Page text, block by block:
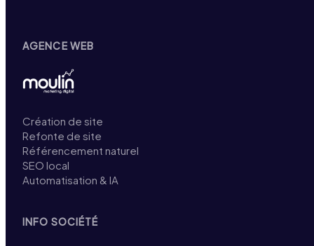
AGENCE WEB
Création de site
Refonte de site
Référencement naturel
SEO local
Automatisation & IA
INFO SOCIÉTÉ